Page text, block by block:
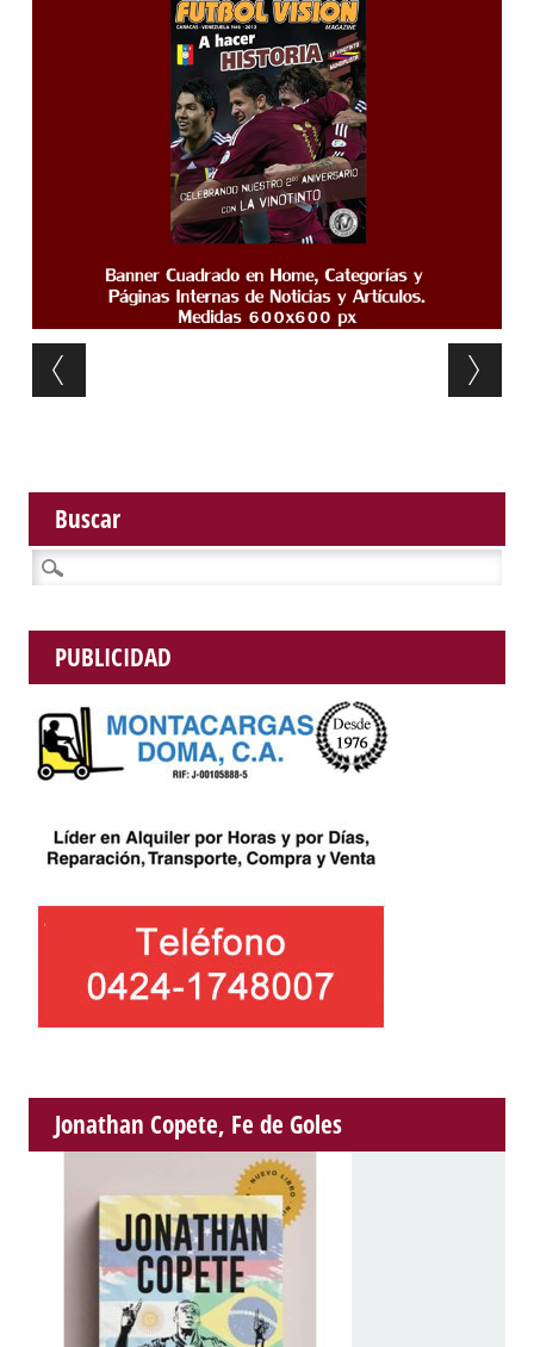
Post navigation
Buscar
Buscar:
PUBLICIDAD
Jonathan Copete, Fe de Goles